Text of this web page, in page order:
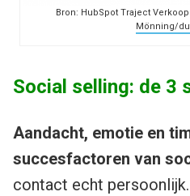
Bron: HubSpot Traject
Mönning/
Social selling: de 3
Aandacht, emotie en
succesfactoren van
contact echt